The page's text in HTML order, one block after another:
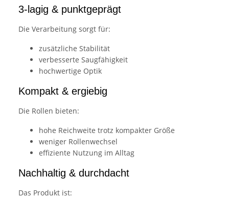
3-lagig & punktgeprägt
Die Verarbeitung sorgt für:
zusätzliche Stabilität
verbesserte Saugfähigkeit
hochwertige Optik
Kompakt & ergiebig
Die Rollen bieten:
hohe Reichweite trotz kompakter Größe
weniger Rollenwechsel
effiziente Nutzung im Alltag
Nachhaltig & durchdacht
Das Produkt ist: